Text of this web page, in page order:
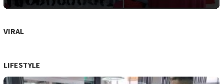
VIRAL
LIFESTYLE